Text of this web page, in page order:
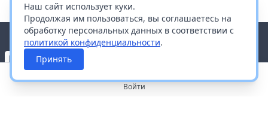
Наш сайт использует куки.
Продолжая им пользоваться, вы соглашаетесь на
обработку персональных данных в соответствии с
политикой конфиденциальности.
Принять
Войти